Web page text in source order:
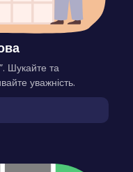
Шукайте та
уважність.